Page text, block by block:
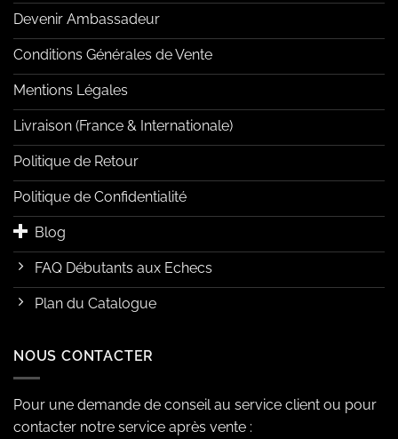
Devenir Ambassadeur
Conditions Générales de Vente
Mentions Légales
Livraison (France & Internationale)
Politique de Retour
Politique de Confidentialité
Blog
FAQ Débutants aux Echecs
Plan du Catalogue
NOUS CONTACTER
Pour une demande de conseil au service client ou pour
contacter notre service après vente :